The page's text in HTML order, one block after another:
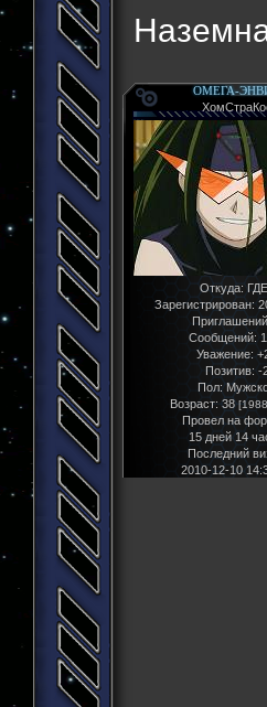
ОМЕГА-
Откуда:
Зарегистрирован:
Сообщений:
Уважение:
Позитив: -
Пол:
Возраст: 38
Провел на
15 дней 14
Последний
2010-12-10